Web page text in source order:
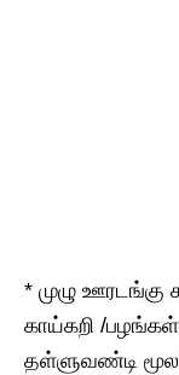
* முழு ஊரடங்கு
காய்கறி /
தள்ளுவண்டி